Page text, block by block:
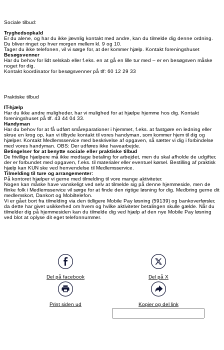
Sociale tilbud:
Tryghedsopkald
Er du alene, og har du ikke jævnlig kontakt med andre, kan du tilmelde dig denne ordning.
Du bliver ringet op hver morgen mellem kl. 9 og 10.
Tager du ikke telefonen, vil vi sørge for, at der kommer hjælp. Kontakt foreningshuset
Besøgsvenner
Har du behov for lidt selskab eller f.eks. en at gå en lille tur med – er en besøgsven måske
noget for dig.
Kontakt koordinator for besøgsvenner på tlf: 60 12 29 33
Praktiske tilbud
IT-hjælp
Har du ikke andre muligheder, har vi mulighed for at hjælpe hjemme hos dig. Kontakt
foreningshuset på tlf. 43 44 04 33.
Handyman
Har du behov for at få udført småreparationer i hjemmet, f.eks. at fastgøre en ledning eller
skrue en krog op, kan vi tilbyde kontakt til vores handyman, som kommer hjem til dig og
hjælper. Kontakt Medlemsservice med beskrivelse af opgaven, så sætter vi dig i forbindelse
med vores handyman. OBS: Der udføres ikke havearbejde.
Betingelser for at benytte sociale eller praktiske tilbud
De frivillige hjælpere må ikke modtage betaling for arbejdet, men du skal afholde de udgifter,
der er forbundet med opgaven, f.eks. til materialer eller eventuel kørsel. Bestilling af praktisk
hjælp kan KUN ske ved henvendelse til Medlemsservice.
Tilmelding til ture og arrangementer:
På kontoret hjælper vi gerne med tilmelding til vore mange aktiviteter.
Nogen kan måske have vanskeligt ved selv at tilmelde sig på denne hjemmeside, men de
flinke folk i Medlemsservice vil sørge for at finde den rigtige løsning for dig. Medbring gerne dit
medlemskort, Dankort og Mobiltelefon.
Vi er gået bort fra tilmelding via den tidligere Mobile Pay løsning (59139) og bankoverførsler,
da dette har givet usikkerhed om hvem og hvilke aktiviteter betalingen skulle gælde. Når du
tilmelder dig på hjemmesiden kan du tilmelde dig ved hjælp af den nye Mobile Pay løsning
ved blot at oplyse dit eget telefonnummer.
Del på facebook Del på X
Print siden ud Kopier og del link